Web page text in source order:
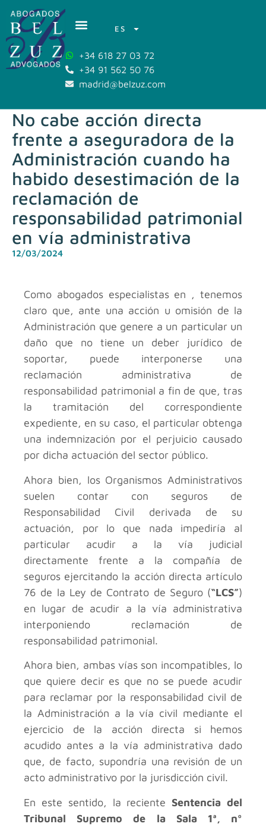
ES
+34 618 27 03 72
+34 91 562 50 76
madrid@belzuz.com
No cabe acción directa
frente a aseguradora de la
Administración cuando ha
habido desestimación de la
reclamación de
responsabilidad patrimonial
en vía administrativa
12/03/2024
Como abogados especialistas en , tenemos
claro que, ante una acción u omisión de la
Administración que genere a un particular un
daño que no tiene un deber jurídico de
soportar, puede interponerse una
reclamación administrativa de
responsabilidad patrimonial a fin de que, tras
la tramitación del correspondiente
expediente, en su caso, el particular obtenga
una indemnización por el perjuicio causado
por dicha actuación del sector público.
Ahora bien, los Organismos Administrativos
suelen contar con seguros de
Responsabilidad Civil derivada de su
actuación, por lo que nada impediría al
particular acudir a la vía judicial
directamente frente a la compañía de
seguros ejercitando la acción directa artículo
76 de la Ley de Contrato de Seguro (“LCS”)
en lugar de acudir a la vía administrativa
interponiendo reclamación de
responsabilidad patrimonial.
Ahora bien, ambas vías son incompatibles, lo
que quiere decir es que no se puede acudir
para reclamar por la responsabilidad civil de
la Administración a la vía civil mediante el
ejercicio de la acción directa si hemos
acudido antes a la vía administrativa dado
que, de facto, supondría una revisión de un
acto administrativo por la jurisdicción civil.
En este sentido, la reciente Sentencia del
Tribunal Supremo de la Sala 1ª, nº